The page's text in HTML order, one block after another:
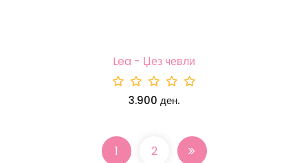
Lea - Џез чевли
3.900 ден.
1 2